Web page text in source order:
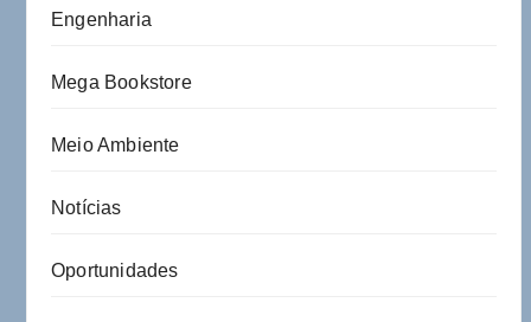
Engenharia
Mega Bookstore
Meio Ambiente
Notícias
Oportunidades